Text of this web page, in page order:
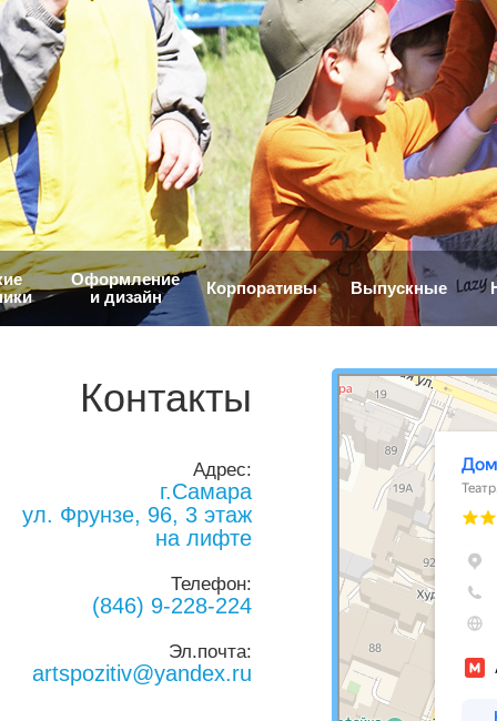
Оформление
и дизайн
Корпоративы Выпускные
Контакты
Адрес:
г.Самара
ул. Фрунзе, 96, 3 этаж
на лифте
Телефон:
(846) 9-228-224
Эл.почта:
artspozitiv@yandex.ru
Домик на крыше
Творческий кластер в
Организация и